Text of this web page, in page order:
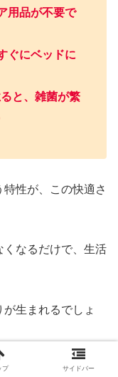
用品が不要で
ぐにベッドに
と、雑菌が繁
性が、この快適さ
くなるだけで、生活
生まれるでしょ
プ サイドバー